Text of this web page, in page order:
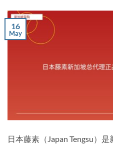
16
May
日本藤素（Japan Tengsu）